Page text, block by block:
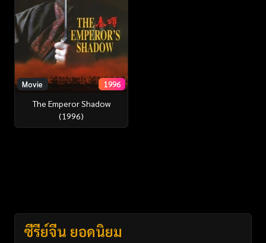
Movie 1996
The Emperor Shadow
(1996)
ซีรี่ย์จีน ยอดนิยม